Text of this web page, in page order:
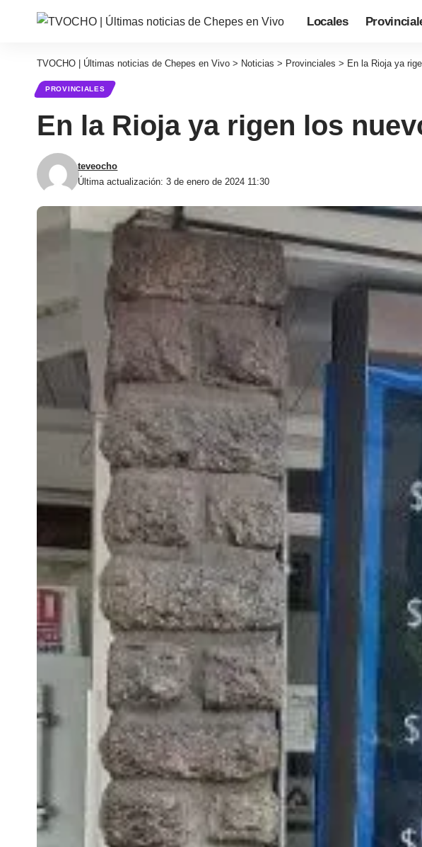
Locales
TVOCHO | Últimas noticias de Chepes en Vivo > Noticias > Provinciales > En la Rioja ya
PROVINCIALES
En la Rioja ya rigen los
Última actualización: 3 de enero de 2024 11:30
teveocho